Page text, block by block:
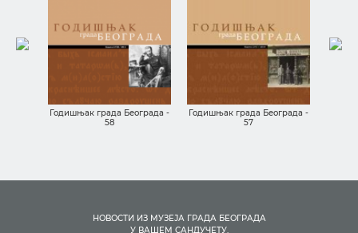
Годишњак града Београда -
58
Годишњак града Београда -
57
НОВОСТИ ИЗ МУЗЕЈА ГРАДА БЕОГРАДА
У ВАШЕМ САНДУЧЕТУ.